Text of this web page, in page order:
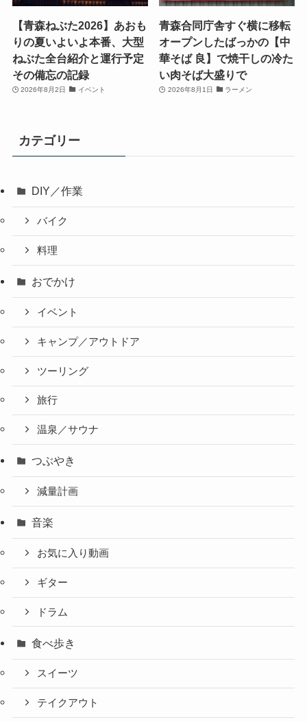
【青森ねぶた2026】あおも
りの夏いよいよ本番、大型
ねぶた全台紹介と運行予定
その備忘の記録
2026年8月2日 イベント
青森合同庁舎すぐ横に移転
オープンしたばっかの【中
華そば 良】で焼干しの冷た
い肉そば大盛りで
2026年8月1日 ラーメン
カテゴリー
DIY／作業
バイク
料理
おでかけ
イベント
キャンプ／アウトドア
ツーリング
旅行
温泉／サウナ
つぶやき
減量計画
音楽
お気に入り動画
ギター
ドラム
食べ歩き
スイーツ
テイクアウト